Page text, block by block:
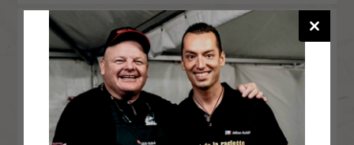
Raclette gril - Stockli Cripsy for 8
1013